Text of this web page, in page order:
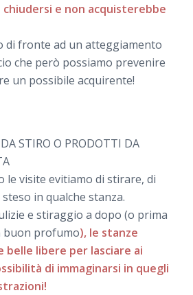
e non acquisterebbe
di fronte ad un atteggiamento
che però possiamo prevenire
un possibile acquirente!
STIRO O PRODOTTI DA
le visite evitiamo di stirare, di
in qualche stanza.
e stiraggio a dopo (o prima
buon profumo), le stanze
belle libere per lasciare ai
di immaginarsi in quegli